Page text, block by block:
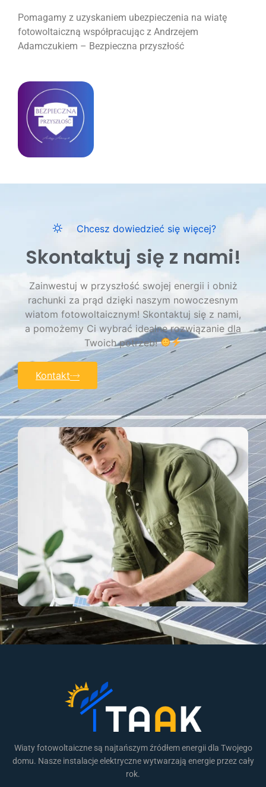
Pomagamy z uzyskaniem ubezpieczenia na wiatę
fotowoltaiczną współpracując z Andrzejem
Adamczukiem – Bezpieczna przyszłość
Chcesz dowiedzieć się więcej?
Skontaktuj się z nami!
Zainwestuj w przyszłość swojej energii i obniż
rachunki za prąd dzięki naszym nowoczesnym
wiatom fotowoltaicznym! Skontaktuj się z nami,
a pomożemy Ci wybrać idealne rozwiązanie dla
Twoich potrzeb!
Kontakt
Wiaty fotowoltaiczne są najtańszym źródłem energii dla Twojego
domu. Nasze instalacje elektryczne wytwarzają energie przez cały
rok.